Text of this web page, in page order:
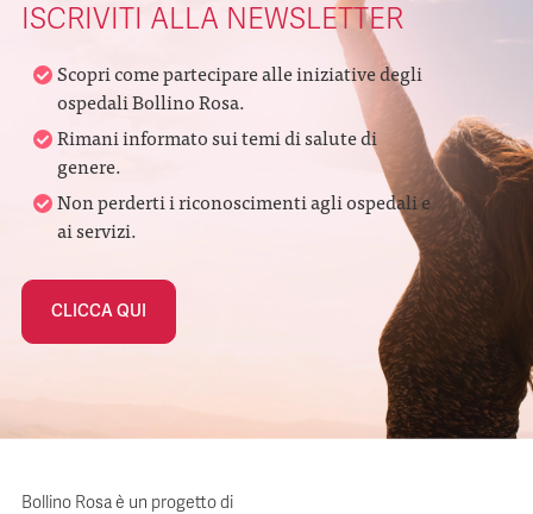
ISCRIVITI ALLA NEWSLETTER
Scopri come partecipare alle iniziative degli
ospedali Bollino Rosa.
Rimani informato sui temi di salute di
genere.
Non perderti i riconoscimenti agli ospedali e
ai servizi.
CLICCA QUI
Bollino Rosa è un progetto di